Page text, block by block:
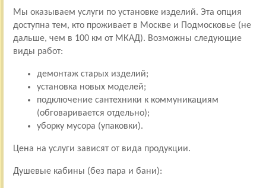
Мы оказываем услуги по установке изделий. Эта опция
доступна тем, кто проживает в Москве и Подмосковье (не
дальше, чем в 100 км от МКАД). Возможны следующие
виды работ:
демонтаж старых изделий;
установка новых моделей;
подключение сантехники к коммуникациям
(обговаривается отдельно);
уборку мусора (упаковки).
Цена на услуги зависят от вида продукции.
Душевые кабины (без пара и бани):